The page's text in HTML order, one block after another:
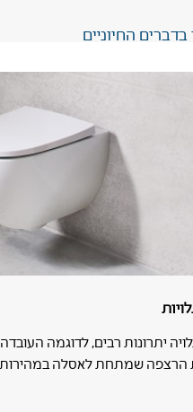
החיוניים
יתרונות רבים, לדוגמה העובדה
הרצפה שמתחת לאסלה במהירות